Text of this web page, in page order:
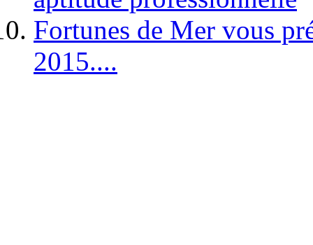
Fortunes de Mer vous
2015....